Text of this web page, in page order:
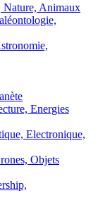
Nature, Animaux
Energies
Electronique,
Objets